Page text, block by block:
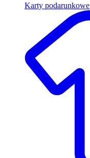
Karty podarunkowe